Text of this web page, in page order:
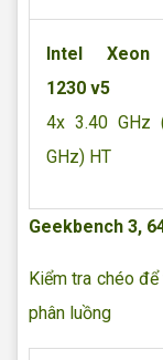
Intel Xeon
1230 v5
4x 3.40 GHz
GHz) HT
Geekbench 3,
Kiểm tra chéo
phân luồng